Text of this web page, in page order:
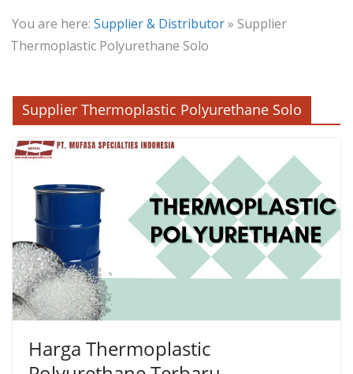
You are here: Supplier & Distributor» Supplier
Thermoplastic Polyurethane Solo
Supplier Thermoplastic Polyurethane Solo
Harga Thermoplastic